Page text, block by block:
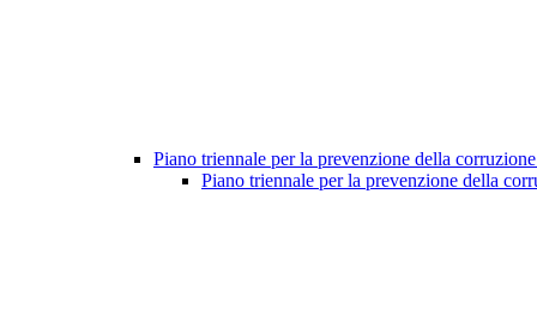
Piano triennale per la prevenzione della
Piano triennale per la prevenzione della